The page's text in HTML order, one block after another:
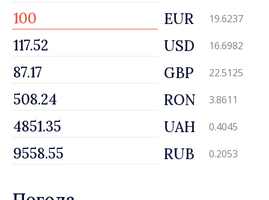
EUR 19.6237
USD 16.6982
GBP 22.5125
RON 3.8611
UAH 0.4045
RUB 0.2053